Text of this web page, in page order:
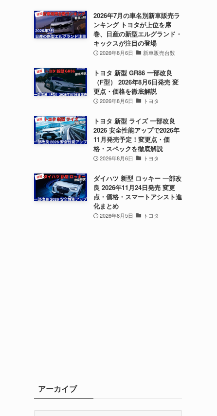
2026年7月の車名別新車販売ラ
ンキング トヨタが上位を席
巻、日産の新型エルグランド・
キックスが注目の登場
2026年8月6日 新車販売台数
トヨタ 新型 GR86 一部改良
（F型） 2026年8月6日発売 変
更点・価格を徹底解説
2026年8月6日 トヨタ
トヨタ 新型 ライズ 一部改良
2026 安全性能アップで2026年
11月発売予定！変更点・価
格・スペックを徹底解説
2026年8月6日 トヨタ
ダイハツ 新型 ロッキー 一部改
良 2026年11月24日発売 変更
点・価格・スマートアシスト進
化まとめ
2026年8月5日 トヨタ
アーカイブ